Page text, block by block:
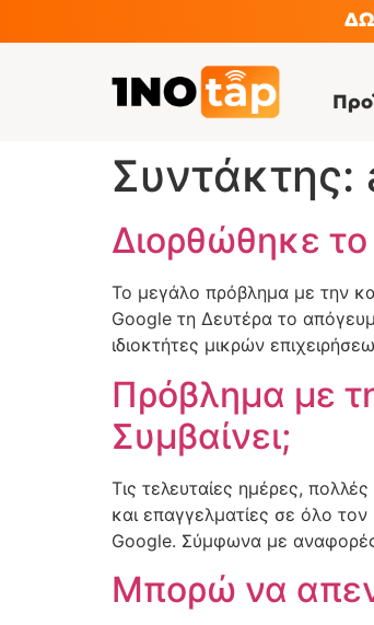
Συντάκτης:
Διορθώθηκε
Το μεγάλο πρόβλημα με την
Google τη Δευτέρα το
ιδιοκτήτες μικρών
Πρόβλημα με
Συμβαίνει;
Τις τελευταίες ημέρες,
και επαγγελματίες σε όλο
Google. Σύμφωνα με
Μπορώ να